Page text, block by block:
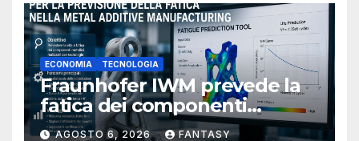
ECONOMIA TECNOLOGIA
Fraunhofer IWM prevede la
fatica dei componenti
metallici stampati in 3D
AGOSTO 6, 2026 FANTASY